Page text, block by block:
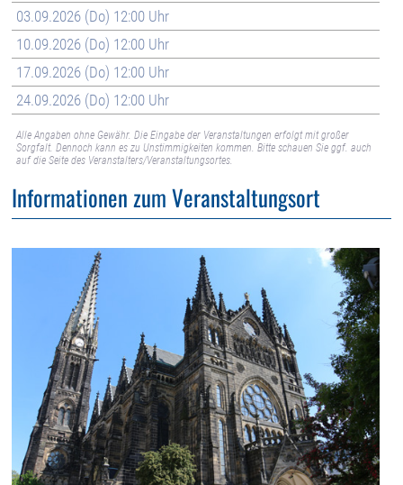
03.09.2026 (Do) 12:00 Uhr
10.09.2026 (Do) 12:00 Uhr
17.09.2026 (Do) 12:00 Uhr
24.09.2026 (Do) 12:00 Uhr
Alle Angaben ohne Gewähr. Die Eingabe der Veranstaltungen erfolgt mit großer
Sorgfalt. Dennoch kann es zu Unstimmigkeiten kommen. Bitte schauen Sie ggf. auch
auf die Seite des Veranstalters/Veranstaltungsortes.
Informationen zum Veranstaltungsort